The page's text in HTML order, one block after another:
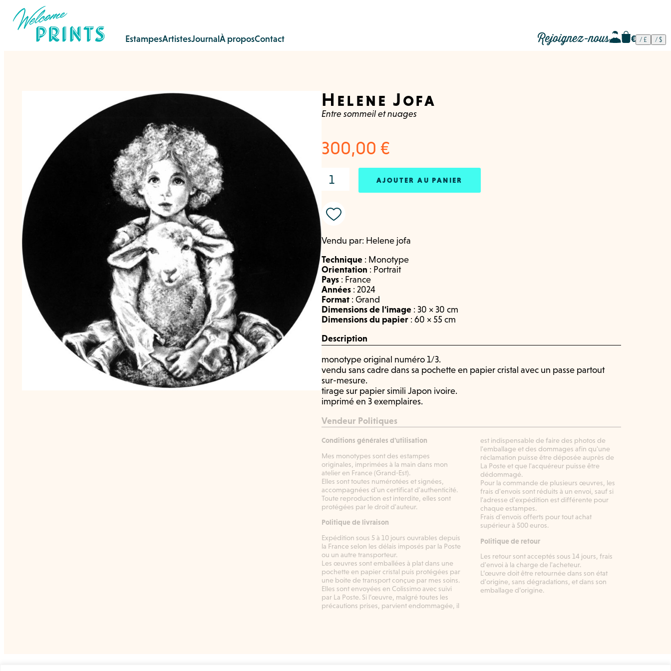
EstampesArtistesJournalÀ proposContact Rejoignez-nous
Helene Jofa
Entre sommeil et nuages
300,00 €
AJOUTER AU PANIER
Vendu par: Helene jofa
Années : 2024
Pays : France
Format : Grand
Technique : Monotype
Orientation : Portrait
Dimensions de l'image : 30 × 30 cm
Dimensions du papier : 60 × 55 cm
Description
monotype original numéro 1/3.
vendu sans cadre dans sa pochette en papier cristal avec un passe partout
sur-mesure.
tirage sur papier simili Japon ivoire.
imprimé en 3 exemplaires.
Vendeur Politiques
Conditions générales d'utilisation
Mes monotypes sont des estampes
originales, imprimées à la main dans mon
atelier en France (Grand-Est).
Elles sont toutes numérotées et signées,
accompagnées d'un certificat d'authenticité.
Toute reproduction est interdite, elles sont
protégées par le droit d'auteur.
Politique de livraison
Expédition sous 5 à 10 jours ouvrables depuis
la France selon les délais imposés par la Poste
ou un autre transporteur.
Les œuvres sont emballées à plat dans une
pochette en papier cristal puis protégées par
une boite de transport conçue par mes soins.
Elles sont envoyées en Colissimo avec suivi
par La Poste. Si l’œuvre, malgré toutes les
précautions prises, parvient endommagée, il
est indispensable de faire des photos de
l'emballage et des dommages afin qu'une
réclamation puisse être déposée auprès de
La Poste et que l'acquéreur puisse être
dédommagé.
Pour la commande de plusieurs œuvres, les
frais d'envois sont réduits à un envoi, sauf si
l'adresse d'expédition est différente pour
chaque estampes.
Frais d'envois offerts pour tout achat
supérieur à 500 euros.
Politique de retour
Les retour sont acceptés sous 14 jours, frais
d'envoi à la charge de l'acheteur.
L’œuvre doit être retournée dans son état
d'origine, sans dégradations, et dans son
emballage d’origine.